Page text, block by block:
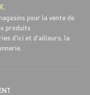
pour la vente de
produits
d'ici et d'ailleurs, la